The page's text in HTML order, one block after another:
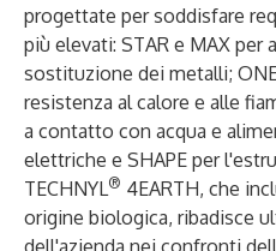
progettate per soddisfare
più elevati: STAR e MAX per
sostituzione dei metalli;
resistenza al calore e alle
a contatto con acqua e
elettriche e SHAPE per
TECHNYL® 4EARTH, che
origine biologica, ribadisce
dell'azienda nei confronti